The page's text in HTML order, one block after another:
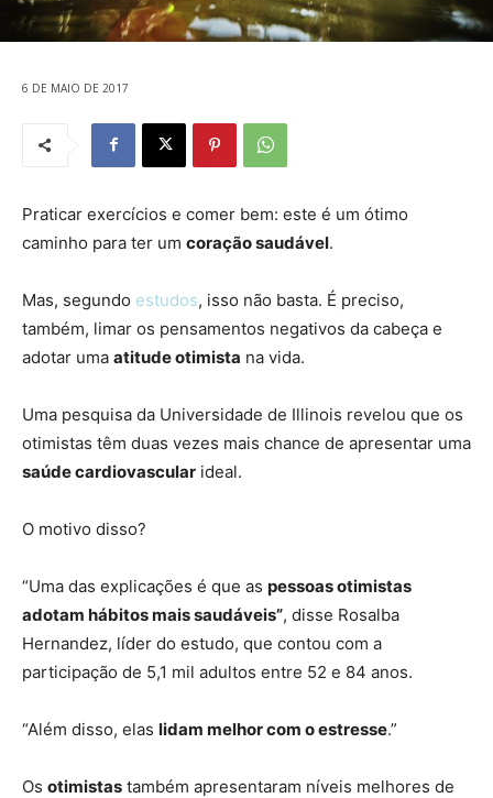
6 DE MAIO DE 2017
Praticar exercícios e comer bem: este é um ótimo
caminho para ter um coração saudável.
Mas, segundo estudos, isso não basta. É preciso,
também, limar os pensamentos negativos da cabeça e
adotar uma atitude otimista na vida.
Uma pesquisa da Universidade de Illinois revelou que os
otimistas têm duas vezes mais chance de apresentar uma
saúde cardiovascular ideal.
O motivo disso?
“Uma das explicações é que as pessoas otimistas
adotam hábitos mais saudáveis”, disse Rosalba
Hernandez, líder do estudo, que contou com a
participação de 5,1 mil adultos entre 52 e 84 anos.
“Além disso, elas lidam melhor com o estresse.”
Os otimistas também apresentaram níveis melhores de